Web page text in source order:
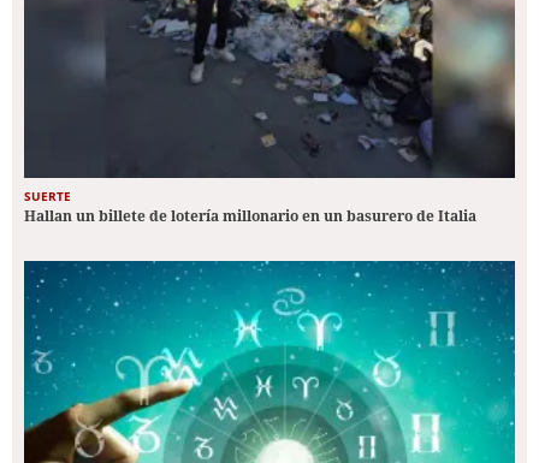
SUERTE
Hallan un billete de lotería millonario en un basurero de Italia